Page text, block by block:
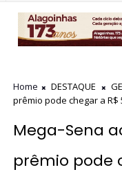
Home DESTAQUE
prêmio pode chegar a R$
Mega-Sena
prêmio pode